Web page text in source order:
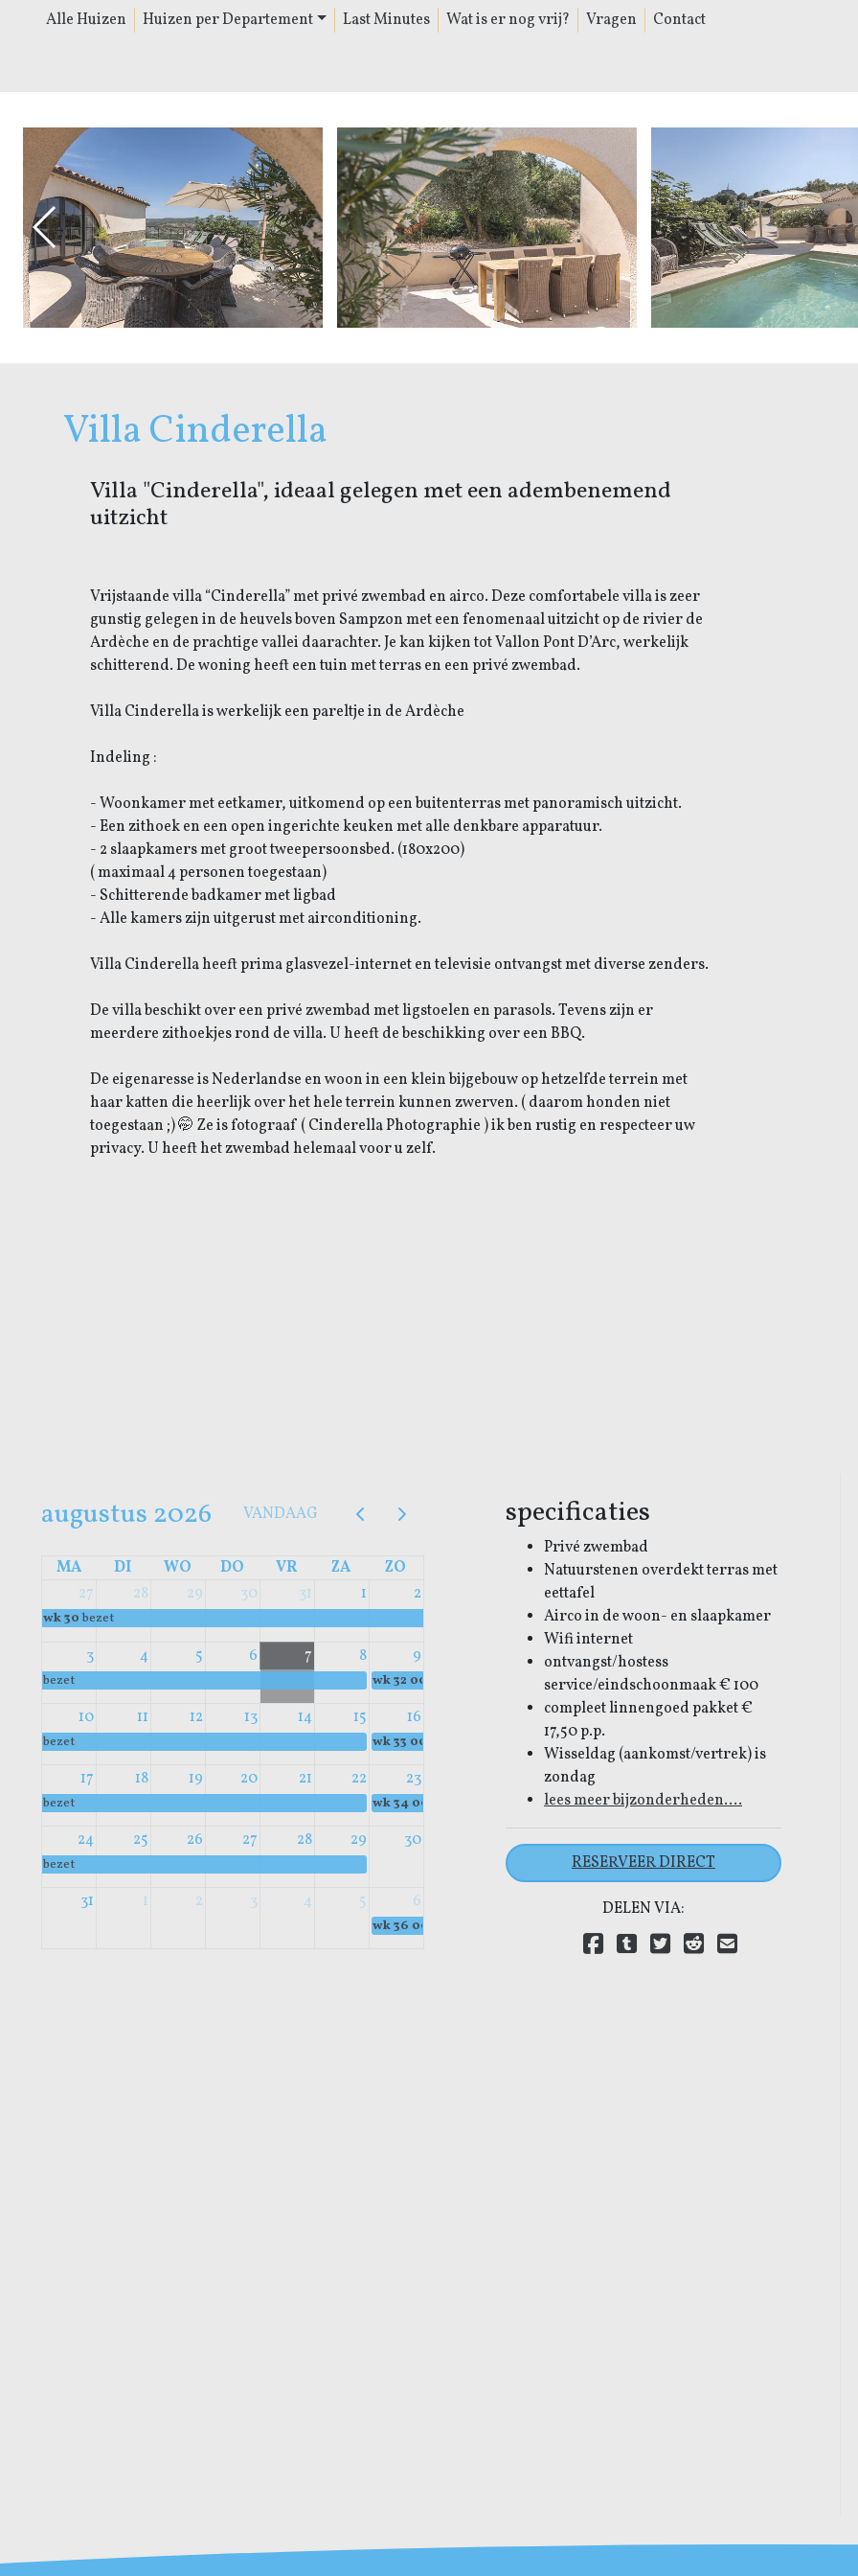
Alle Huizen Huizen per Departement Last Minutes Wat is er nog vrij? Vragen Contact
Vorige Slide
Villa Cinderella
Villa "Cinderella", ideaal gelegen met een adembenemend
uitzicht
Vrijstaande villa “Cinderella” met privé zwembad en airco. Deze comfortabele villa is zeer
gunstig gelegen in de heuvels boven Sampzon met een fenomenaal uitzicht op de rivier de
Ardèche en de prachtige vallei daarachter. Je kan kijken tot Vallon Pont D’Arc, werkelijk
schitterend. De woning heeft een tuin met terras en een privé zwembad.
Villa Cinderella is werkelijk een pareltje in de Ardèche
Indeling :
- Woonkamer met eetkamer, uitkomend op een buitenterras met panoramisch uitzicht.
- Een zithoek en een open ingerichte keuken met alle denkbare apparatuur.
- 2 slaapkamers met groot tweepersoonsbed. (180x200)
( maximaal 4 personen toegestaan)
- Schitterende badkamer met ligbad
- Alle kamers zijn uitgerust met airconditioning. ​ ​
Villa Cinderella heeft prima glasvezel-internet en televisie ontvangst met diverse zenders.
De villa beschikt over een privé zwembad met ligstoelen en parasols. Tevens zijn er
meerdere zithoekjes rond de villa. U heeft de beschikking over een BBQ.
De eigenaresse is Nederlandse en woon in een klein bijgebouw op hetzelfde terrein met
haar katten die heerlijk over het hele terrein kunnen zwerven. ( daarom honden niet
toegestaan ;) 🤭 Ze is fotograaf ( Cinderella Photographie ) ik ben rustig en respecteer uw
privacy. ​U heeft het zwembad helemaal voor u zelf.
augustus 2026 VANDAAG
MA DI WO DO VR ZA
ZO
27
28 29 30 31 1 2
wk 30 bezet
3 4 5 6 7 8 9
bezet wk 32 00:00
10 11 12 13 14 15 16
bezet wk 33 00:00
17 18 19 20 21 22 23
bezet wk 34 00:00
24 25 26 27 28 29 30
bezet
31 1 2 3 4 5 6
wk 36 00:00
specificaties
Privé zwembad
Natuurstenen overdekt terras met
eettafel
Airco in de woon- en slaapkamer
Wifi internet
ontvangst/hostess
service/eindschoonmaak € 100
compleet linnengoed pakket €
17,50 p.p.
Wisseldag (aankomst/vertrek) is
zondag
lees meer bijzonderheden....
RESERVEER DIRECT
DELEN VIA:
Delen via LinkedIn
Delen via Facebook
Delen via Tumblr
Delen via Twitter
Delen via Reddit